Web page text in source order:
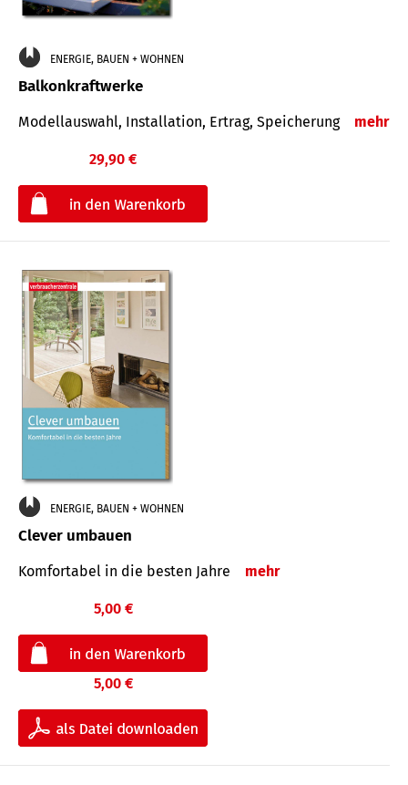
ENERGIE, BAUEN + WOHNEN
Balkonkraftwerke
Modellauswahl, Installation, Ertrag, Speicherung mehr
29,90 €
ENERGIE, BAUEN + WOHNEN
Clever umbauen
Komfortabel in die besten Jahre mehr
5,00 €
5,00 €